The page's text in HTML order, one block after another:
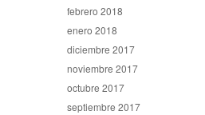
febrero 2018
enero 2018
diciembre 2017
noviembre 2017
octubre 2017
septiembre 2017